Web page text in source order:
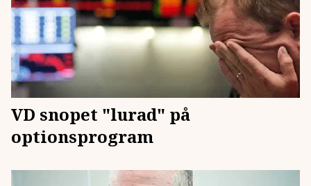
VD snopet "lurad" på
optionsprogram